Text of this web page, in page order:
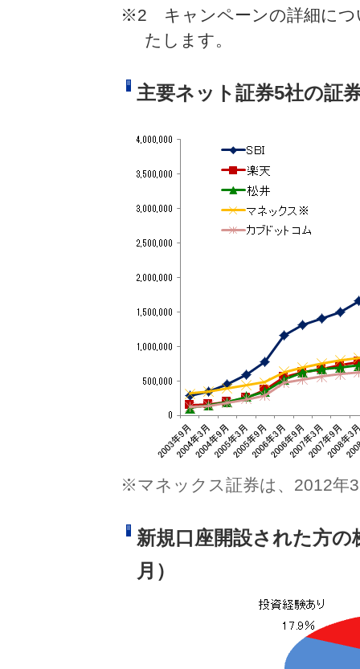
※2 キャンペーンの詳細につ
たします。
主要ネット証券5社の証
※マネックス証券は、2012年
新規口座開設された方の
月）